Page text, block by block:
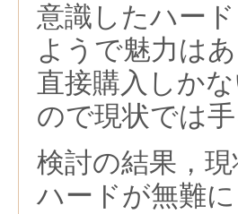
意識したハー
ようで魅力は
直接購入しか
ので現状では
検討の結果，
ハードが無難